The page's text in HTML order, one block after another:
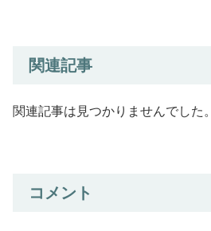
関連記事
関連記事は見つかりませんでした。
コメント